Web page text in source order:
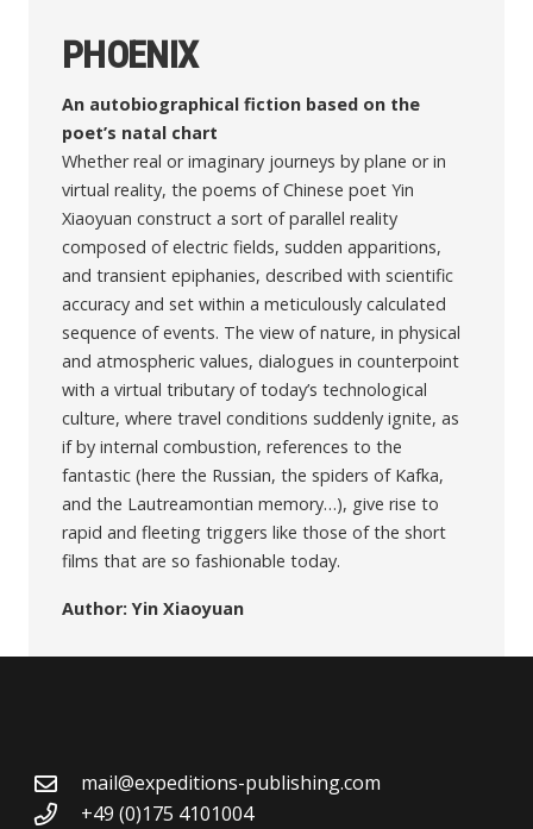
PHOENIX
An autobiographical fiction based on the
poet’s natal chart
Whether real or imaginary journeys by plane or in
virtual reality, the poems of Chinese poet Yin
Xiaoyuan construct a sort of parallel reality
composed of electric fields, sudden apparitions,
and transient epiphanies, described with scientific
accuracy and set within a meticulously calculated
sequence of events. The view of nature, in physical
and atmospheric values, dialogues in counterpoint
with a virtual tributary of today’s technological
culture, where travel conditions suddenly ignite, as
if by internal combustion, references to the
fantastic (here the Russian, the spiders of Kafka,
and the Lautreamontian memory…), give rise to
rapid and fleeting triggers like those of the short
films that are so fashionable today.
Author: Yin Xiaoyuan
mail@expeditions-publishing.com
+49 (0)175 4101004